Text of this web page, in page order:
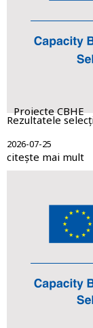
Proiecte CBHE
Rezultatele
2026-07-25
citește mai mult